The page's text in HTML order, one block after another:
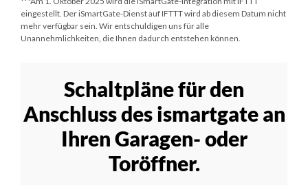
eingestellt. Der iSmartGate-Dienst auf IFTTT wird ab diesem Datum nicht
mehr verfügbar sein. Wir entschuldigen uns für alle
Unannehmlichkeiten, die Ihnen dadurch entstehen können.
Schaltpläne für den
Anschluss des ismartgate an
Ihren Garagen- oder
Toröffner.